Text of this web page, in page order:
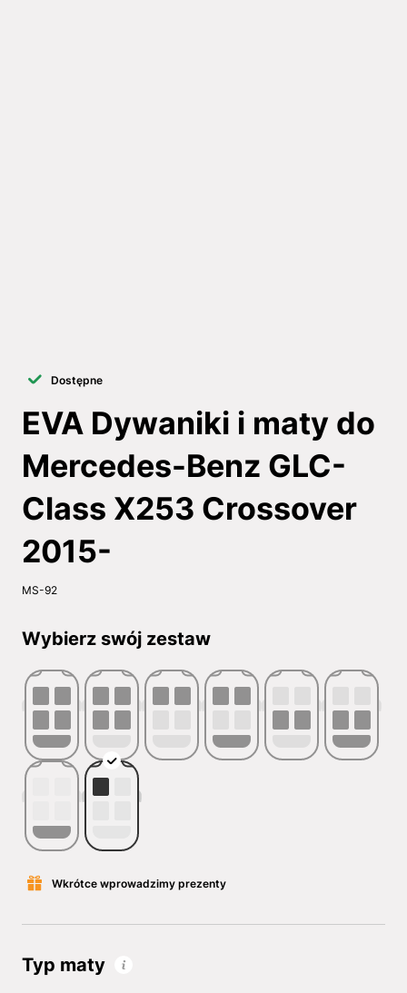
Dostępne
EVA Dywaniki i maty do
Mercedes-Benz GLC-
Class X253 Crossover
2015-
MS-92
Wybierz swój zestaw
Wkrótce wprowadzimy prezenty
Typ maty